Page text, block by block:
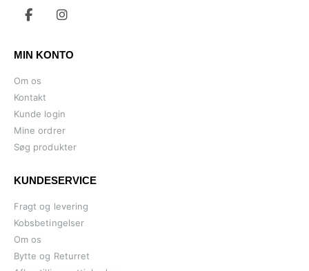
MIN KONTO
Om os
Kontakt
Kunde login
Mine ordrer
Søg produkter
KUNDESERVICE
Fragt og levering
Kobsbetingelser
Om os
Bytte og Returret